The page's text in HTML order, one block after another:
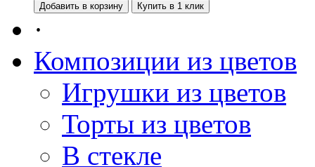
Добавить в корзину Купить в 1 клик
·
Композиции из цветов
Игрушки из цветов
Торты из цветов
В стекле